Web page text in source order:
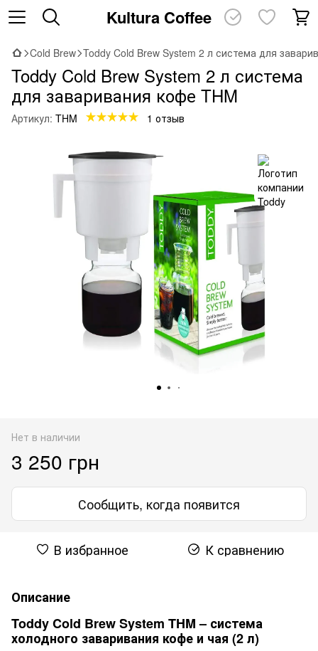
Kultura Coffee
Cold Brew Toddy Cold Brew System 2 л система для
Toddy Cold Brew System 2 л система
для заваривания кофе THM
Артикул: THM 1 отзыв
Нет в наличии
3 250 грн
Сообщить, когда появится
В избранное К сравнению
Описание
Toddy Cold Brew System THM – система
холодного заваривания кофе и чая (2 л)